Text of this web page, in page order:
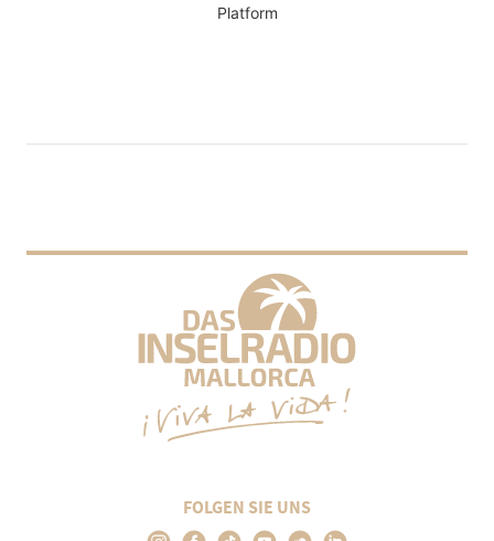
Platform
FOLGEN SIE UNS